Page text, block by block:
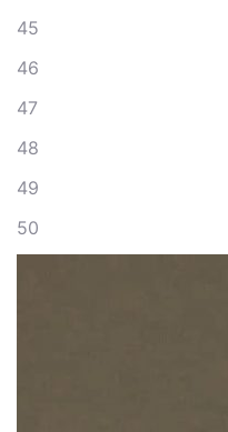
45
46
47
48
49
50